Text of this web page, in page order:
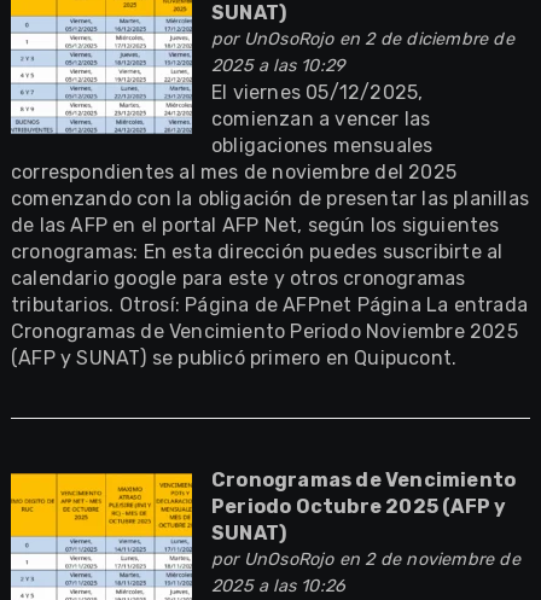
SUNAT)
por UnOsoRojoen 2 de diciembre de
2025 a las 10:29
El viernes 05/12/2025,
comienzan a vencer las
obligaciones mensuales
correspondientes al mes de noviembre del 2025
comenzando con la obligación de presentar las planillas
de las AFP en el portal AFP Net, según los siguientes
cronogramas: En esta dirección puedes suscribirte al
calendario google para este y otros cronogramas
tributarios. Otrosí: Página de AFPnet Página La entrada
Cronogramas de Vencimiento Periodo Noviembre 2025
(AFP y SUNAT) se publicó primero en Quipucont.
Cronogramas de Vencimiento
Periodo Octubre 2025 (AFP y
SUNAT)
por UnOsoRojoen 2 de noviembre de
2025 a las 10:26